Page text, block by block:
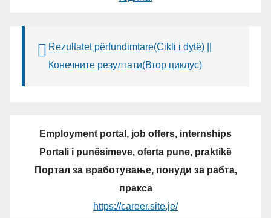
Rezultatet përfundimtare(Cikli i dytë) ||
Конечните резултати(Втор циклус)
Employment portal, job offers, internships
Portali i punësimeve, oferta pune, praktikë
Портал за вработување, понуди за рабта,
пракса
https://career.site.je/